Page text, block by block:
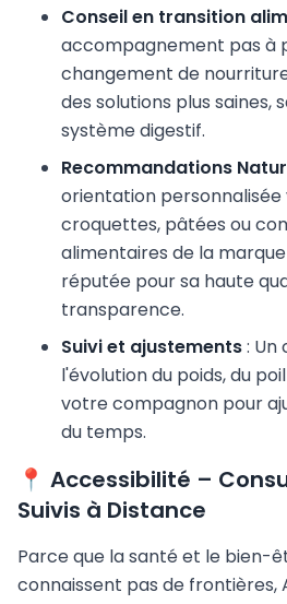
Conseil en transition
accompagnement pas à
changement de
des solutions plus saines,
système digestif.
Recommandations
orientation
croquettes, pâtées ou
alimentaires de la
réputée pour sa haute
transparence.
Suivi et ajustements: Un
l'évolution du poids, du
votre compagnon pour
du temps.
📍 Accessibilité –
Suivis à Distance
Parce que la santé et le bien-
connaissent pas de frontières,